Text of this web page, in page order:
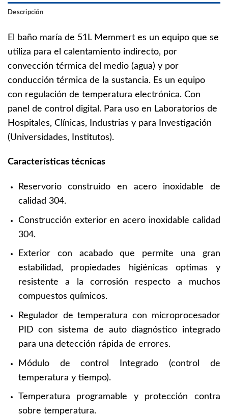
Descripción
El baño maría de 51L Memmert es un equipo que se
utiliza para el calentamiento indirecto, por
convección térmica del medio (agua) y por
conducción térmica de la sustancia. Es un equipo
con regulación de temperatura electrónica. Con
panel de control digital. Para uso en Laboratorios de
Hospitales, Clínicas, Industrias y para Investigación
(Universidades, Institutos).
Características técnicas
Reservorio construido en acero inoxidable de
calidad 304.
Construcción exterior en acero inoxidable calidad
304.
Exterior con acabado que permite una gran
estabilidad, propiedades higiénicas optimas y
resistente a la corrosión respecto a muchos
compuestos químicos.
Regulador de temperatura con microprocesador
PID con sistema de auto diagnóstico integrado
para una detección rápida de errores.
Módulo de control Integrado (control de
temperatura y tiempo).
Temperatura programable y protección contra
sobre temperatura.